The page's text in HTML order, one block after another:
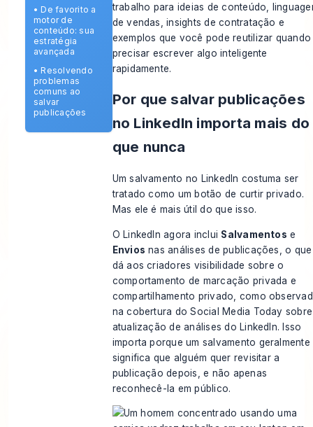
• De favorito a
motor de
conteúdo: sua
estratégia
avançada
• Resolvendo
problemas
comuns ao
salvar
publicações
trabalho para ideias de conteúdo,
de vendas, insights de contratação e
exemplos que você pode reutilizar quando
precisar escrever algo inteligente
rapidamente.
Por que salvar publicações
no LinkedIn importa mais do
que nunca
Um salvamento no LinkedIn costuma ser
tratado como um botão de curtir privado.
Mas ele é mais útil do que isso.
O LinkedIn agora inclui Salvamentos e
Envios nas análises de publicações, o que
dá aos criadores visibilidade sobre o
comportamento de marcação privada e
compartilhamento privado, como
nacobertura do Social Media Today
atualização de análises do LinkedIn. Isso
importa porque um salvamento geralmente
significa que alguém quer revisitar a
publicação depois, e não apenas
reconhecê-la em público.